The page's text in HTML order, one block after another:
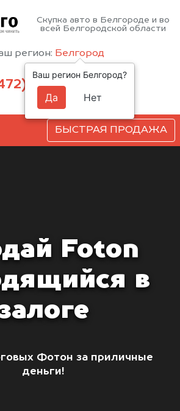
Скупка авто в Белгороде и во
всей Белгородской области
регион: Белгород
220-54-52
БЫСТРАЯ ПРОДАЖА
Foton
в
Фотон за приличные
деньги!
Ваш регион Белгород?
Да Нет